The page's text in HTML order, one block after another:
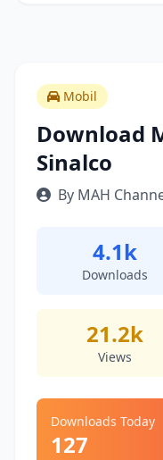
Mobil
Download
Sinalco
By MAH
4.1k
Downloads
21.2k
Views
Downloads Today
127